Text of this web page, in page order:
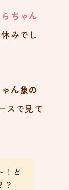
らちゃん
みでし
ん象の
スで見て
！ど
？